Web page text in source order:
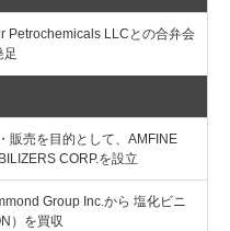
Petrochemicals LLCとの合弁会
足
販売を目的として、AMFINE
CORP.を設立
Group Inc.から 塩化ビニ
）を買収